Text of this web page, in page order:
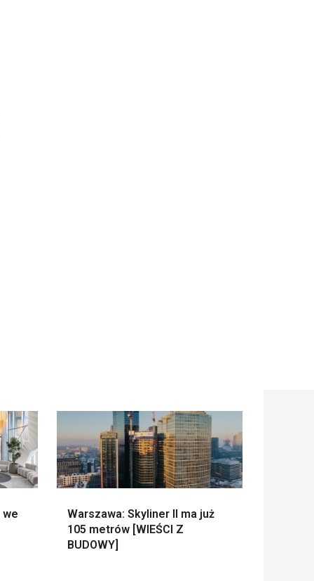
we
Warszawa: Skyliner II ma już
105 metrów [WIEŚCI Z
BUDOWY]